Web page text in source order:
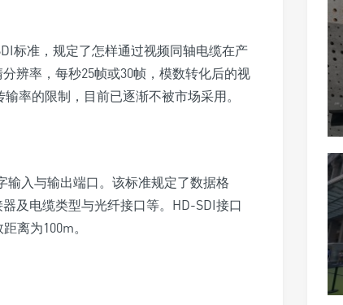
标准，规定了怎样通过视频同轴电缆在产
辨率，每秒25帧或30帧，模数转化后的视
率的限制，目前已逐渐不被市场采用。
输入与输出端口。该标准规定了数据格
及电缆类型与光纤接口等。HD-SDI接口
离为100m。